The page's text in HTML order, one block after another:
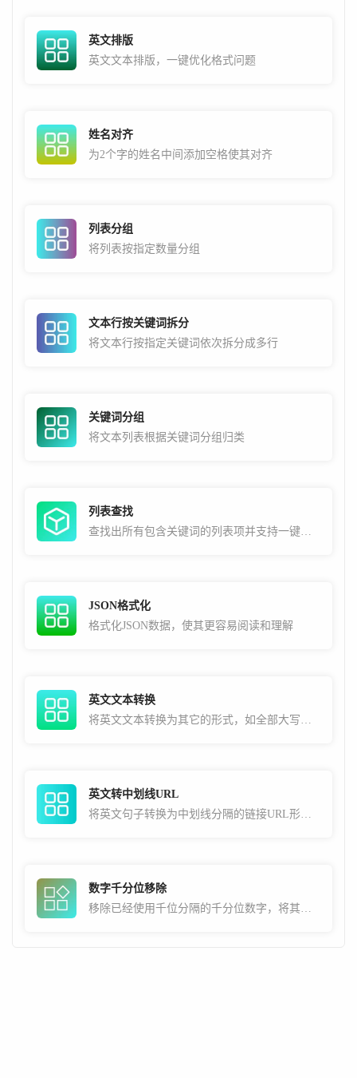
英文排版
英文文本排版，一键优化格式问题
姓名对齐
为2个字的姓名中间添加空格使其对齐
列表分组
将列表按指定数量分组
文本行按关键词拆分
将文本行按指定关键词依次拆分成多行
关键词分组
将文本列表根据关键词分组归类
列表查找
查找出所有包含关键词的列表项并支持一键复制
JSON格式化
格式化JSON数据，使其更容易阅读和理解
英文文本转换
将英文文本转换为其它的形式，如全部大写，全部小写，首字母大写，中划线分隔，下划线分隔等
英文转中划线URL
将英文句子转换为中划线分隔的链接URL形式，常用于SEO用途
数字千分位移除
移除已经使用千位分隔的千分位数字，将其还原为不带符号分隔的正常数字。